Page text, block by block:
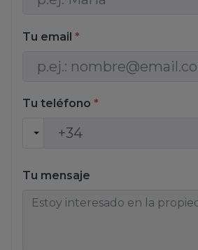
Tu email *
Tu teléfono *
Tu mensaje